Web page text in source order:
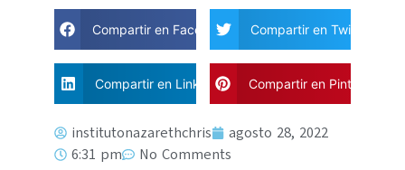
Compartir en Facebook Compartir en Twitter
Compartir en Linkdin Compartir en Pinterest
institutonazarethchris
agosto 28, 2022
6:31 pm
No Comments